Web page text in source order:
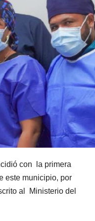
con la primera
este municipio, por
al Ministerio del